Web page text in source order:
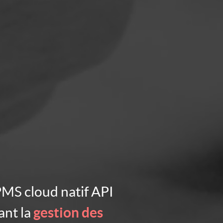
cloud natif API
la gestion des